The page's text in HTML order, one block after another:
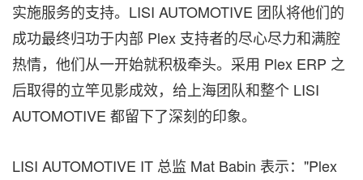
实施服务的支持。LISI AUTOMOTIVE 团队将他们的
成功最终归功于内部 Plex 支持者的尽心尽力和满腔
热情，他们从一开始就积极牵头。采用 Plex ERP 之
后取得的立竿见影成效，给上海团队和整个 LISI
AUTOMOTIVE 都留下了深刻的印象。
LISI AUTOMOTIVE IT 总监 Mat Babin 表示："Plex